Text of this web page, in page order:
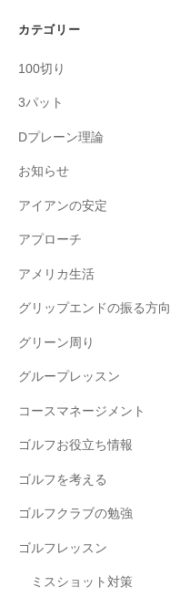
カテゴリー
100切り
3パット
Dプレーン理論
お知らせ
アイアンの安定
アプローチ
アメリカ生活
グリップエンドの振る方向
グリーン周り
グループレッスン
コースマネージメント
ゴルフお役立ち情報
ゴルフを考える
ゴルフクラブの勉強
ゴルフレッスン
ミスショット対策